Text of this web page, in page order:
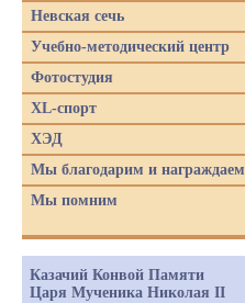
Невская сечь
Учебно-методический центр
Фотостудия
XL-спорт
ХЭД
Мы благодарим и награждаем
Мы помним
Казачий Конвой Памяти
Царя Мученика Николая II